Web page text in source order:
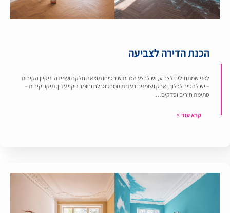
הכנת הדירה לצביעה
לפני שמתחילים לצבוע, יש לבצע הכנות שיבטיחו תוצאה חלקה ועמידה: ניקיון הקירות
– יש להסיר לכלוך, אבק ושומנים בעזרת סמרטוט לח וחומר ניקוי עדין. תיקון קירות –
סתימת חורים וסדקים…
קרא עוד